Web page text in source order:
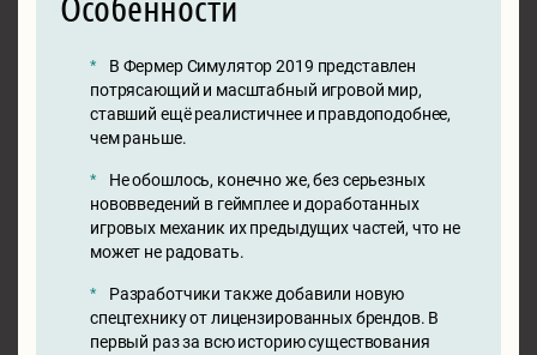
В Фермер Симулятор 2019 представлен
потрясающий и масштабный игровой мир,
ставший ещё реалистичнее и правдоподобнее,
чем раньше.
Не обошлось, конечно же, без серьезных
нововведений в геймплее и доработанных
игровых механик их предыдущих частей, что не
может не радовать.
Разработчики также добавили новую
спецтехнику от лицензированных брендов. В
первый раз за всю историю существования